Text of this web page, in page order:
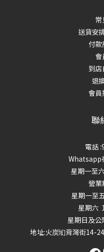
常
送貨安
付
會
到
退
會員
聯
電話
Whatsapp
星期一至
營業
星期一至
星期六
星期日及公
地址:火炭㘭背灣街14-